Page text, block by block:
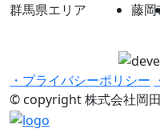
群馬県エリア 藤岡
・プライバシーポリシー
© copyright 株式会社岡